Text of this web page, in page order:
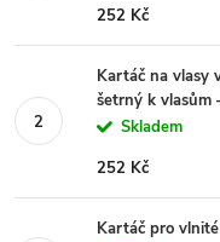
252 Kč
Kartáč na vlasy
šetrný k vlasům
Skladem
252 Kč
Kartáč pro